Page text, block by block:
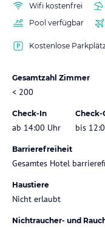
Wifi kostenfrei
Pool verfügbar
Kostenlose
Gesamtzahl Zimmer
< 200
Check-In
ab 14:00 Uhr
Check-
bis
Barrierefreiheit
Gesamtes Hotel
Haustiere
Nicht erlaubt
Nichtraucher- und